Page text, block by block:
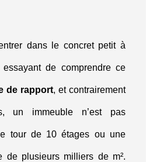
dans le concret petit à
de comprendre ce
de rapport, et contrairement
un immeuble n’est pas
tour de 10 étages ou une
de plusieurs milliers de m².